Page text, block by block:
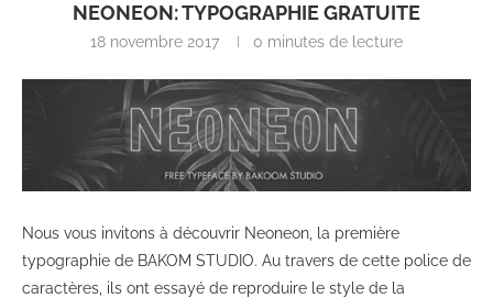
NEONEON: TYPOGRAPHIE GRATUITE
18 novembre 2017 0 minutes de lecture
Nous vous invitons à découvrir Neoneon, la première
typographie de BAKOM STUDIO. Au travers de cette police de
caractères, ils ont essayé de reproduire le style de la